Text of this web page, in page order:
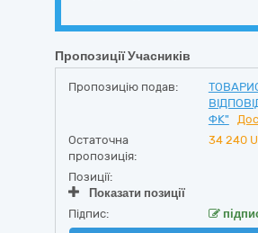
Пропозиції Учасників
Пропозицію подав:
ФК"
Остаточна
пропозиція:
34 240
Позиції:
Показати позиції
Підпис: